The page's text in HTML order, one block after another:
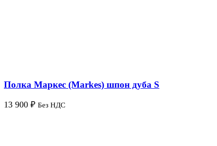
Полка Маркес (Markes) шпон дуба S
13 900 ₽ Без НДС